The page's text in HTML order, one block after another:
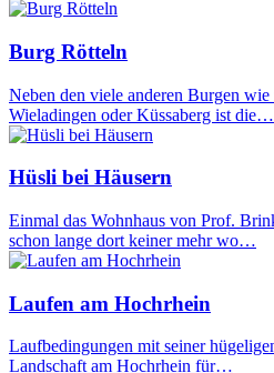
Burg Rötteln
Neben den viele anderen Burgen
Wieladingen oder Küssaberg ist die…
Hüsli bei Häusern
Einmal das Wohnhaus von Prof.
schon lange dort keiner mehr wo…
Laufen am Hochrhein
Laufbedingungen mit seiner
Landschaft am Hochrhein für…